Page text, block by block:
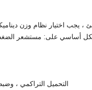
يجب اختيار نظام وزن
1) التحميل التراكمي ،